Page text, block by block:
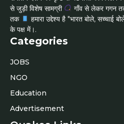
से जुड़ी विशेष सामग्री
गाँव से लेकर गगन
तक
हमारा उद्देश्य है "भारत बोले, सच्चाई
के पक्ष में।.
Categories
JOBS
NGO
Education
Advertisement